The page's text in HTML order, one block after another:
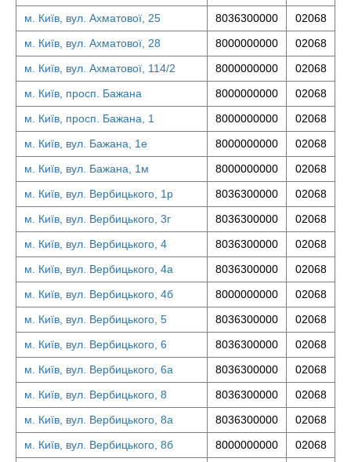
м. Київ, вул. Ахматової, 25
8036300000
02068
м. Київ, вул. Ахматової, 28
8000000000
02068
м. Київ, вул. Ахматової, 114/2
8000000000
02068
м. Київ, просп. Бажана
8000000000
02068
м. Київ, просп. Бажана, 1
8000000000
02068
м. Київ, вул. Бажана, 1е
8000000000
02068
м. Київ, вул. Бажана, 1м
8000000000
02068
м. Київ, вул. Вербицького, 1р
8036300000
02068
м. Київ, вул. Вербицького, 3г
8036300000
02068
м. Київ, вул. Вербицького, 4
8036300000
02068
м. Київ, вул. Вербицького, 4а
8036300000
02068
м. Київ, вул. Вербицького, 4б
8000000000
02068
м. Київ, вул. Вербицького, 5
8036300000
02068
м. Київ, вул. Вербицького, 6
8036300000
02068
м. Київ, вул. Вербицького, 6а
8036300000
02068
м. Київ, вул. Вербицького, 8
8036300000
02068
м. Київ, вул. Вербицького, 8а
8036300000
02068
м. Київ, вул. Вербицького, 8б
8000000000
02068